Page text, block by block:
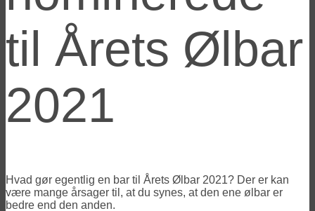
til Årets Ølbar
2021
Hvad gør egentlig en bar til Årets Ølbar 2021? Der er kan
være mange årsager til, at du synes, at den ene ølbar er
bedre end den anden.